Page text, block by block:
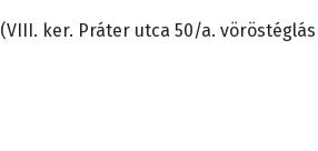
(VIII. ker. Práter utca 50/a.